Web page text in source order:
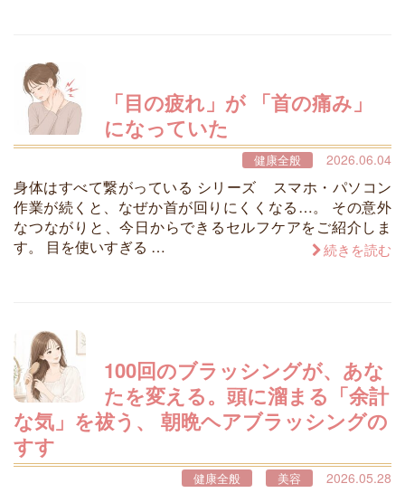
「目の疲れ」が 「首の痛み」
になっていた
健康全般 2026.06.04
身体はすべて繋がっている シリーズ スマホ・パソコン
作業が続くと、なぜか首が回りにくくなる…。 その意外
なつながりと、今日からできるセルフケアをご紹介しま
す。 目を使いすぎる …
続きを読む
100回のブラッシングが、あな
たを変える。頭に溜まる「余計
な気」を祓う、 朝晩ヘアブラッシングの
すす
健康全般 美容 2026.05.28